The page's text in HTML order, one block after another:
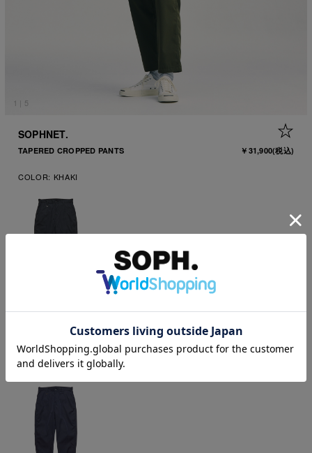
1 5
SOPHNET.
TAPERED CROPPED PANTS ￥31,900(税込)
COLOR: KHAKI